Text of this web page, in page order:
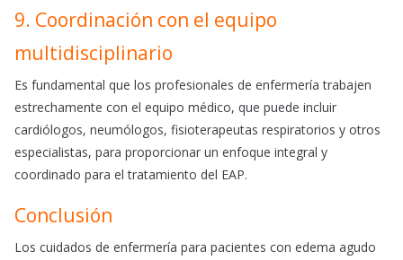
9. Coordinación con el equipo
multidisciplinario
Es fundamental que los profesionales de enfermería trabajen
estrechamente con el equipo médico, que puede incluir
cardiólogos, neumólogos, fisioterapeutas respiratorios y otros
especialistas, para proporcionar un enfoque integral y
coordinado para el tratamiento del EAP.
Conclusión
Los cuidados de enfermería para pacientes con edema agudo